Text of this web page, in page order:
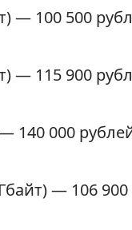
— 100 500
— 115 900
— 140 000
— 106